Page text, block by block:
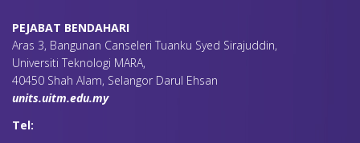
PEJABAT BENDAHARI
Aras 3, Bangunan Canseleri Tuanku Syed Sirajuddin,
Universiti Teknologi MARA,
40450 Shah Alam, Selangor Darul Ehsan
units.uitm.edu.my
Tel: